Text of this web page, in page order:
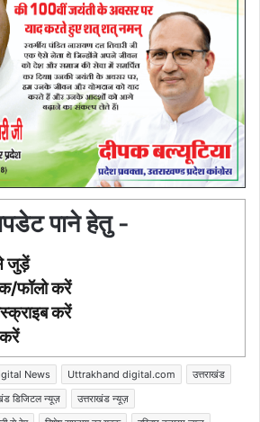
पाने हेतु -
जुड़ें
फॉलो करें
करें
News Uttrakhand digital.com
उत्तराखंड
डिजिटल न्यूज़
उत्तराखंड न्यूज़